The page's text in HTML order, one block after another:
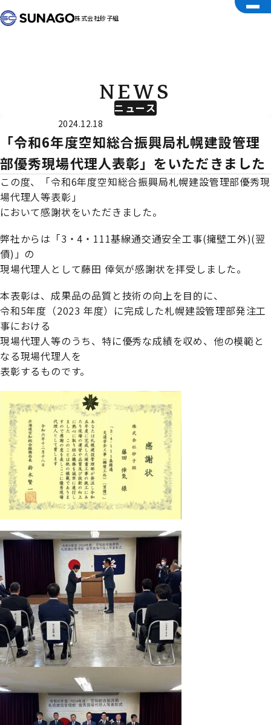
株式会社砂子組
ニュース
NEWS
2024.12.18
「令和6年度空知総合振興局札幌建設管理
部優秀現場代理人表彰」をいただきました
この度、「令和6年度空知総合振興局札幌建設管理部優秀現
場代理人等表彰」
において感謝状をいただきました。
弊社からは「3・4・111基線通交通安全工事(擁壁工外)(翌
債)」の
現場代理人として藤田 倖気が感謝状を拝受しました。
本表彰は、成果品の品質と技術の向上を目的に、
令和5年度（2023 年度）に完成した札幌建設管理部発注工
事における
現場代理人等のうち、特に優秀な成績を収め、他の模範と
なる現場代理人を
表彰するものです。